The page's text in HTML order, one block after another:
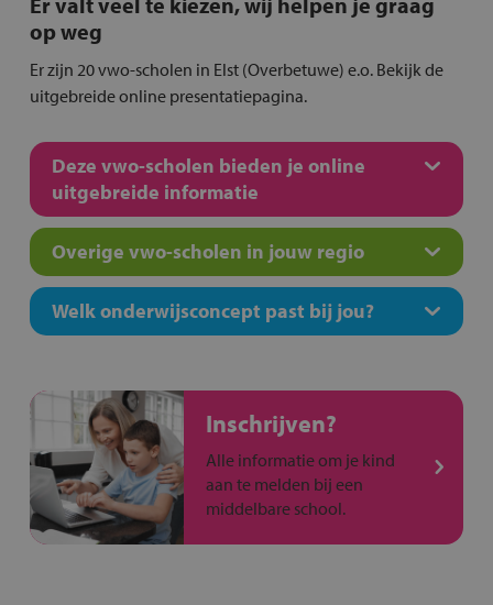
op weg
Er zijn 20 vwo-scholen in Elst (Overbetuwe) e.o. Bekijk de
uitgebreide online presentatiepagina.
Deze vwo-scholen bieden je online
uitgebreide informatie
Overige vwo-scholen in jouw regio
Welk onderwijsconcept past bij jou?
Inschrijven?
Alle informatie om je kind
aan te melden bij een
middelbare school.